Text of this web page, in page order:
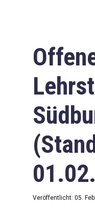
Veröffentlicht: 05.